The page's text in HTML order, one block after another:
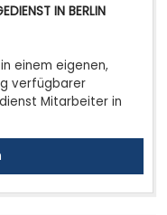
IN BERLIN
einem eigenen,
verfügbarer
Mitarbeiter in